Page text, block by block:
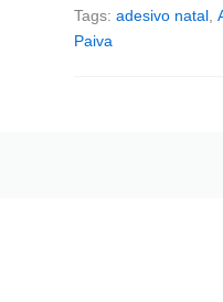
Tags: adesivo natal
Paiva